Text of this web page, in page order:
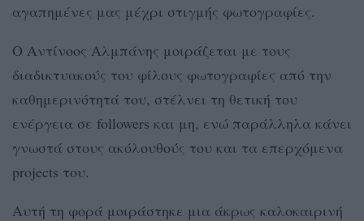
αγαπημένες μας μέχρι στιγμής φωτογραφίες.
Ο Αντίνοος Αλμπάνης μοιράζεται με τους
διαδικτυακούς του φίλους φωτογραφίες από την
καθημερινότητά του, στέλνει τη θετική του
ενέργεια σε followers και μη, ενώ παράλληλα κάνει
γνωστά στους ακόλουθούς του και τα επερχόμενα
projects του.
Αυτή τη φορά μοιράστηκε μια άκρως καλοκαιρινή